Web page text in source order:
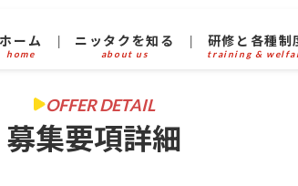
ホーム
home
ニッタクを知る
about us
研修と各種制
training &
OFFER DETAIL
募集要項詳細